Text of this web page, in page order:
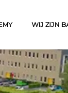
WIJ ZIJN